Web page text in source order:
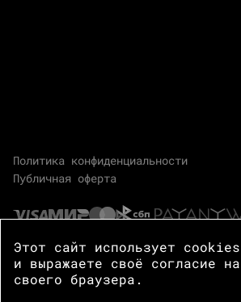
Политика конфиденциальности
Публичная оферта
© 2026 Центр Зотов · Все права защищены
Этот сайт использует
и выражаете своё согласие
своего браузера.